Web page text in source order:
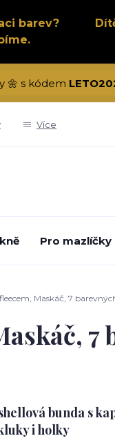
barev?
🌼 s kódem
Více
Pro mazlíčky
Maskáč, 7
7
bunda s
i holky